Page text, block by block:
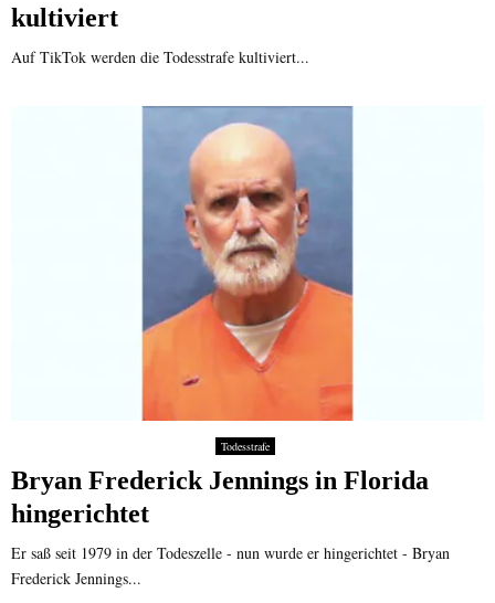
kultiviert
Auf TikTok werden die Todesstrafe kultiviert...
Todesstrafe
Bryan Frederick Jennings in Florida
hingerichtet
Er saß seit 1979 in der Todeszelle - nun wurde er hingerichtet - Bryan
Frederick Jennings...